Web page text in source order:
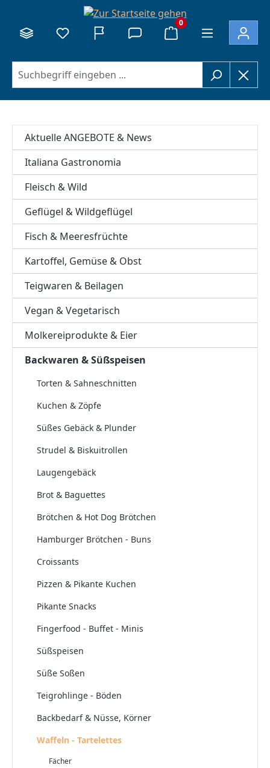
0
Aktuelle ANGEBOTE & News
Italiana Gastronomia
Fleisch & Wild
Geflügel & Wildgeflügel
Fisch & Meeresfrüchte
Kartoffel, Gemüse & Obst
Teigwaren & Beilagen
Vegan & Vegetarisch
Molkereiprodukte & Eier
Backwaren & Süßspeisen
Torten & Sahneschnitten
Kuchen & Zöpfe
Süßes Gebäck & Plunder
Strudel & Biskuitrollen
Laugengebäck
Brot & Baguettes
Brötchen & Hot Dog Brötchen
Hamburger Brötchen - Buns
Croissants
Pizzen & Pikante Kuchen
Pikante Snacks
Fingerfood - Buffet - Minis
Süßspeisen
Süße Soßen
Teigrohlinge - Böden
Backbedarf & Nüsse, Körner
Waffeln - Tartelettes
Fächer